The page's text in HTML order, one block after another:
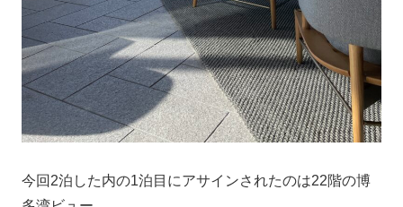
今回2泊した内の1泊目にアサインされたのは22階の博